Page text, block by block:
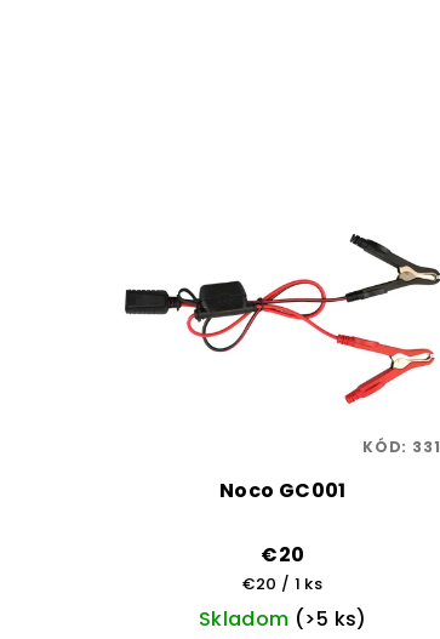
Noco GC001
€20
Jednotková
cena:
€20 / 1 ks
Skladom (>5 ks)
KÓD: 331